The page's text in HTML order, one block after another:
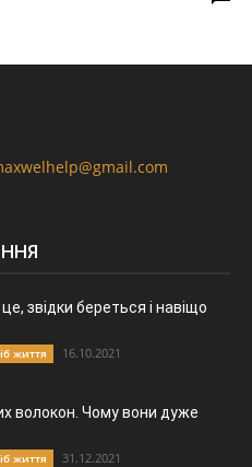
це, звідки береться і навіщо
життя 16.10.2021
волокон. Чому вони дуже
життя 31.12.2021